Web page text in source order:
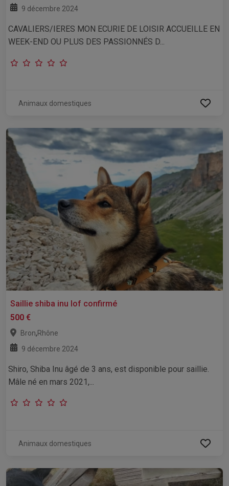
9 décembre 2024
CAVALIERS/IERES MON ECURIE DE LOISIR ACCUEILLE EN
WEEK-END OU PLUS DES PASSIONNÉS D...
Animaux domestiques
Saillie shiba inu lof confirmé
500 €
Bron,Rhône
9 décembre 2024
Shiro, Shiba Inu âgé de 3 ans, est disponible pour saillie.
Mâle né en mars 2021,...
Animaux domestiques